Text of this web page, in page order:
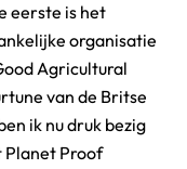
eerste is het
organisatie
Agricultural
van de Britse
ik nu druk bezig
Planet Proof